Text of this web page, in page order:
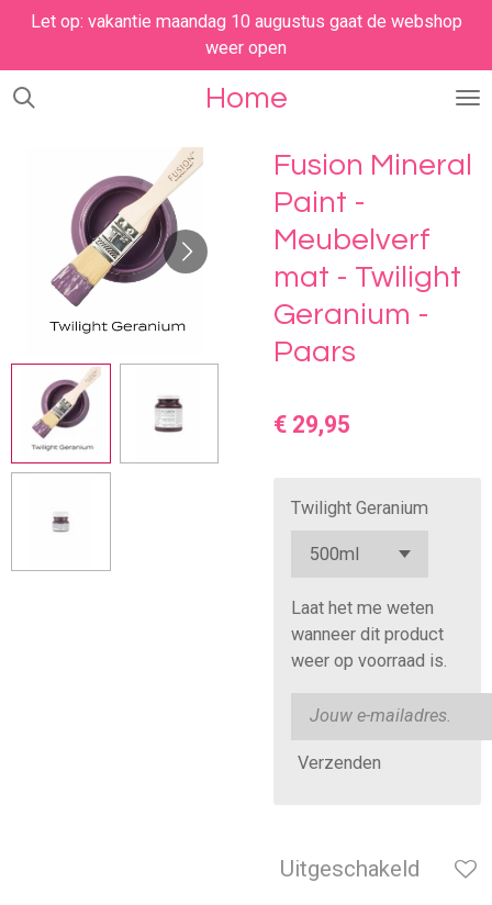
Ga
naar
de
Home
Let op: vakantie maandag 10 augustus gaat de webshop
weer open
Fusion Mineral
Paint -
Meubelverf
mat - Twilight
Geranium -
Paars
€ 29,95
Twilight Geranium
Laat het me weten
wanneer dit product
weer op voorraad is.
Verzenden
Uitgeschakeld